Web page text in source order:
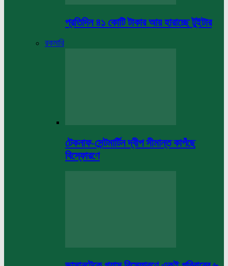
প্রতিদিন ৪১ কোটি টাকার আয় হারাচ্ছে টুইটার
রকমারি
টেকনাফ-সেন্টমার্টিন দ্বীপ সীমান্ত কাপঁছে
বিস্ফোরণে